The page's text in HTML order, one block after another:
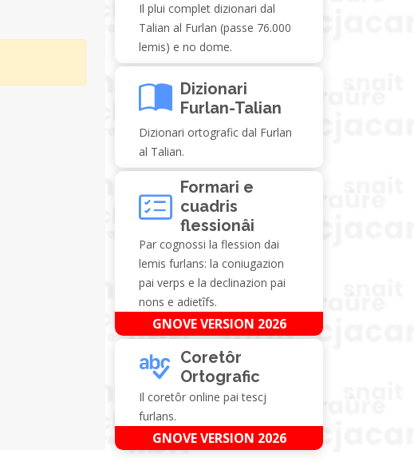
Il plui complet dizionari dal
Talian al Furlan (passe 76.000
lemis) e no dome.
Dizionari
Furlan-Talian
Dizionari ortografic dal Furlan
al Talian.
Formari e
cuadris
flessionâi
Par cognossi la flession dai
lemis furlans: la coniugazion
pai verps e la declinazion pai
nons e adietîfs.
GNOVE VERSION 2026
Coretôr
Ortografic
Il coretôr online pai tescj
furlans.
GNOVE VERSION 2026